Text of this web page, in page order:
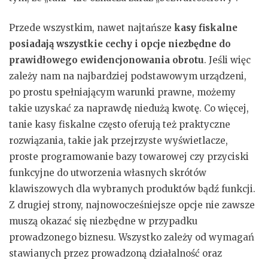
Przede wszystkim, nawet najtańsze kasy fiskalne
posiadają wszystkie cechy i opcje niezbędne do
prawidłowego ewidencjonowania obrotu. Jeśli więc
zależy nam na najbardziej podstawowym urządzeni,
po prostu spełniającym warunki prawne, możemy
takie uzyskać za naprawdę niedużą kwotę. Co więcej,
tanie kasy fiskalne często oferują też praktyczne
rozwiązania, takie jak przejrzyste wyświetlacze,
proste programowanie bazy towarowej czy przyciski
funkcyjne do utworzenia własnych skrótów
klawiszowych dla wybranych produktów bądź funkcji.
Z drugiej strony, najnowocześniejsze opcje nie zawsze
muszą okazać się niezbędne w przypadku
prowadzonego biznesu. Wszystko zależy od wymagań
stawianych przez prowadzoną działalność oraz